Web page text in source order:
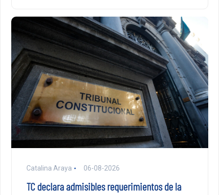
Catalina Araya 06-08-2026
TC declara admisibles requerimientos de la